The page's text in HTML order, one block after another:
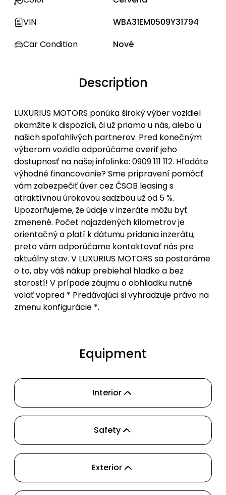
VIN
WBA31EM0509Y31794
Car Condition
Nové
Description
LUXURIUS MOTORS ponúka široký výber vozidiel
okamžite k dispozícii, či už priamo u nás, alebo u
našich spoľahlivých partnerov. Pred konečným
výberom vozidla odporúčame overiť jeho
dostupnosť na našej infolinke: 0909 111 112. Hľadáte
výhodné financovanie? Sme pripravení pomôcť
vám zabezpečiť úver cez ČSOB leasing s
atraktívnou úrokovou sadzbou už od 5 %.
Upozorňujeme, že údaje v inzeráte môžu byť
zmenené. Počet najazdených kilometrov je
orientačný a platí k dátumu pridania inzerátu,
preto vám odporúčame kontaktovať nás pre
aktuálny stav. V LUXURIUS MOTORS sa postaráme
o to, aby váš nákup prebiehal hladko a bez
starostí! V prípade záujmu o obhliadku nutné
volať vopred * Predávajúci si vyhradzuje právo na
zmenu konfigurácie *.
Equipment
Interior
Safety
Exterior